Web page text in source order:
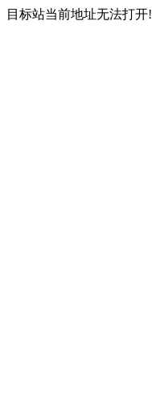
目标站当前地址无法打开!